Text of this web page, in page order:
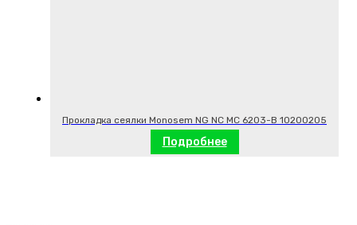
Прокладка сеялки Monosem NG NC MC 6203-B 10200205
Подробнее